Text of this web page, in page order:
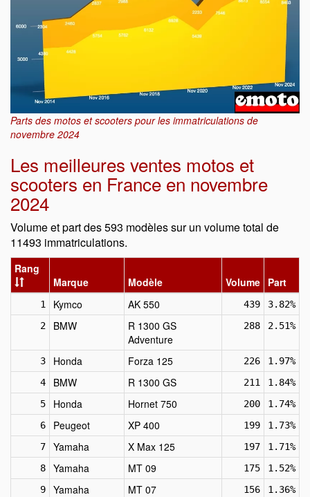
Parts des motos et scooters pour les immatriculations de
novembre 2024
Les meilleures ventes motos et
scooters en France en novembre
2024
Volume et part des 593 modèles sur un volume total de
11493 immatriculations.
Rang
Marque
Modèle Volume Part
1 Kymco AK 550 439
3.82%
2
BMW
R 1300 GS
Adventure
288 2.51%
3 Honda Forza 125 226
1.97%
4
BMW R 1300 GS 211
1.84%
5
Honda Hornet 750 200
1.74%
6
Peugeot XP 400 199
1.73%
7
Yamaha X Max 125 197
1.71%
8
Yamaha MT 09 175
1.52%
9
Yamaha MT 07 156
1.36%